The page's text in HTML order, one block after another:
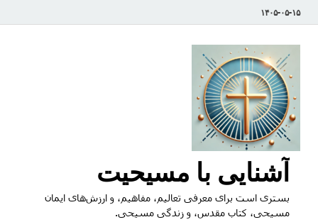
۱۴۰۵-۰۵-۱۵
آشنایی با مسیحیت
بستری است برای معرفی تعالیم، مفاهیم، و ارزش‌های ایمان
مسیحی، کتاب مقدس، و زندگی مسیحی.